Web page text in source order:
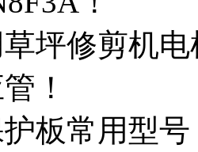
坪修剪机电
！
板常用型号